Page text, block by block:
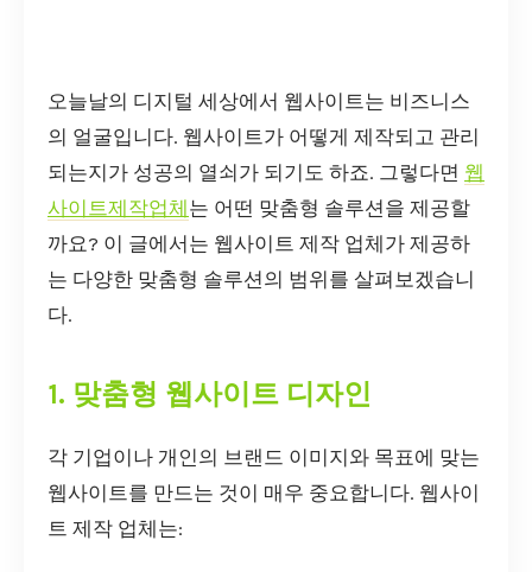
오늘날의 디지털 세상에서 웹사이트는 비즈니스
의 얼굴입니다. 웹사이트가 어떻게 제작되고 관리
되는지가 성공의 열쇠가 되기도 하죠. 그렇다면 웹
사이트제작업체 는 어떤 맞춤형 솔루션을 제공할
까요? 이 글에서는 웹사이트 제작 업체가 제공하
는 다양한 맞춤형 솔루션의 범위를 살펴보겠습니
다.
1. 맞춤형 웹사이트 디자인
각 기업이나 개인의 브랜드 이미지와 목표에 맞는
웹사이트를 만드는 것이 매우 중요합니다. 웹사이
트 제작 업체는: